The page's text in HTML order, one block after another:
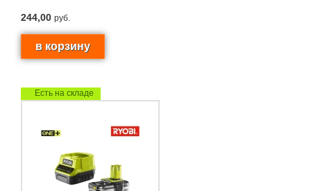
244,00 руб.
Есть на складе